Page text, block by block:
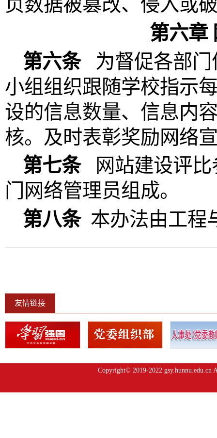
页数据被篡改、侵入或
第六章
第六条
为督促各部
小组组织跟随学校指示
设的信息数量、信息内
核。及时表彰奖励网络
第七条
网站建设评
门网络管理员组成。
第八条 本办法由工程
友情链接
Copyright© 2019-2022